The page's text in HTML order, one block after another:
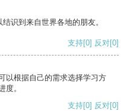
识到来自世界各地的朋友。
支持[0] 反对[0]
以根据自己的需求选择学习方
度。
支持[0] 反对[0]